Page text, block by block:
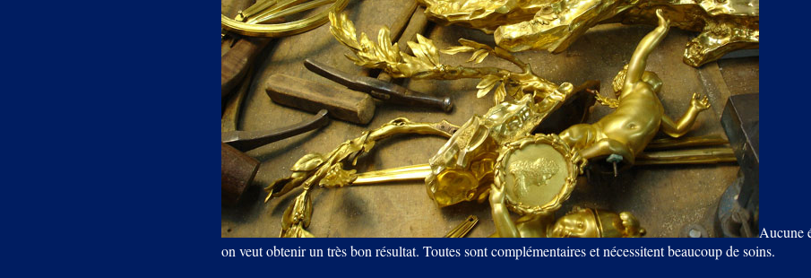
Aucune
on veut obtenir un très bon résultat. Toutes sont complémentaires et nécessitent beaucoup de soins.